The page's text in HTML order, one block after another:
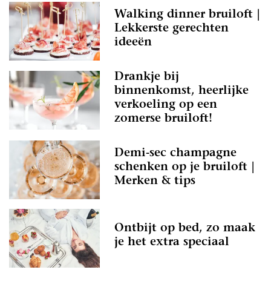
Walking dinner bruiloft |
Lekkerste gerechten
ideeën
Drankje bij
binnenkomst, heerlijke
verkoeling op een
zomerse bruiloft!
Demi-sec champagne
schenken op je bruiloft |
Merken & tips
Ontbijt op bed, zo maak
je het extra speciaal